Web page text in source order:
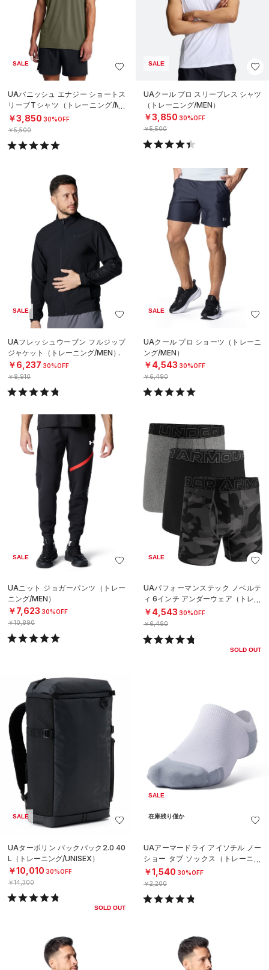
SALE
UAバニッシュ エナジー ショートス
リーブTシャツ（トレーニング/ME
N）
￥3,850 30%OFF
￥5,500
SALE
UAクール プロ スリーブレス シャツ
（トレーニング/MEN）
￥3,850 30%OFF
￥5,500
SALE
UAフレッシュウーブン フルジップ
ジャケット（トレーニング/MEN）
￥6,237 30%OFF
￥8,910
SALE
UAクール プロ ショーツ（トレーニ
ング/MEN）
￥4,543 30%OFF
￥6,490
SALE
UAニット ジョガーパンツ（トレー
ニング/MEN）
￥7,623 30%OFF
￥10,890
SALE
UAパフォーマンステック ノベルテ
ィ 6インチ アンダーウェア（トレー
ニング/MEN）
￥4,543 30%OFF
￥6,490
SOLD OUT
SALE
UAターポリン バックパック2.0 40
L（トレーニング/UNISEX）
￥10,010 30%OFF
￥14,300
SOLD OUT
SALE
在庫残り僅か
UAアーマードライ アイソチル ノー
ショー タブ ソックス（トレーニン
グ/UNISEX）
￥1,540 30%OFF
￥2,200